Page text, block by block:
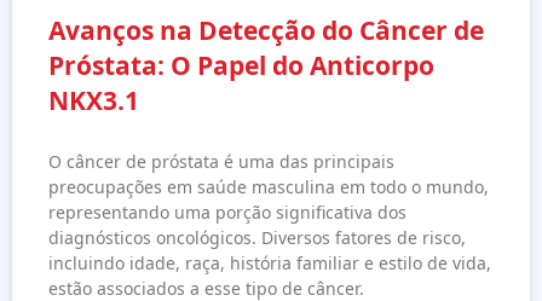
Avanços na Detecção do Câncer de
Próstata: O Papel do Anticorpo
NKX3.1
O câncer de próstata é uma das principais
preocupações em saúde masculina em todo o mundo,
representando uma porção significativa dos
diagnósticos oncológicos. Diversos fatores de risco,
incluindo idade, raça, história familiar e estilo de vida,
estão associados a esse tipo de câncer.